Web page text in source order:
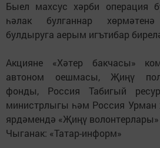
Быел махсус хәрби операция
һәлак булганнар
булдыруга аерым игътибар
Акцияне «Хәтер бакчасы»
автоном оешмасы, Җиңү
фонды, Россия Табигый
министрлыгы һәм Россия Урман
ярдәмендә «Җиңү
Чыганак: «Татар-информ»